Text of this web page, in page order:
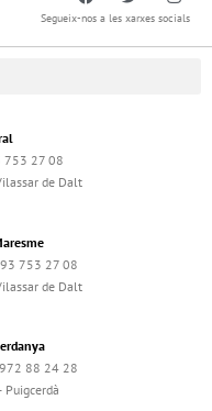
Segueix-nos a les xarxes socials
753 27 08
de Dalt
753 27 08
de Dalt
88 24 28